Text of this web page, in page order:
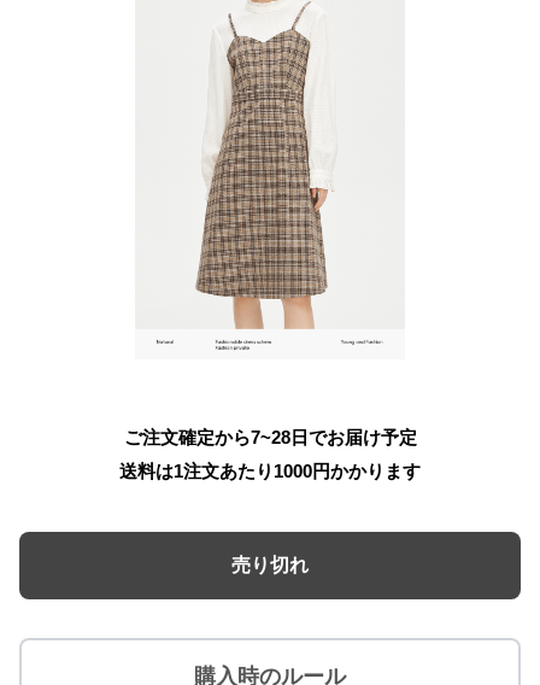
ご注文確定から7~28日でお届け予定
送料は1注文あたり 1000円かかります
売り切れ
購入時のルール